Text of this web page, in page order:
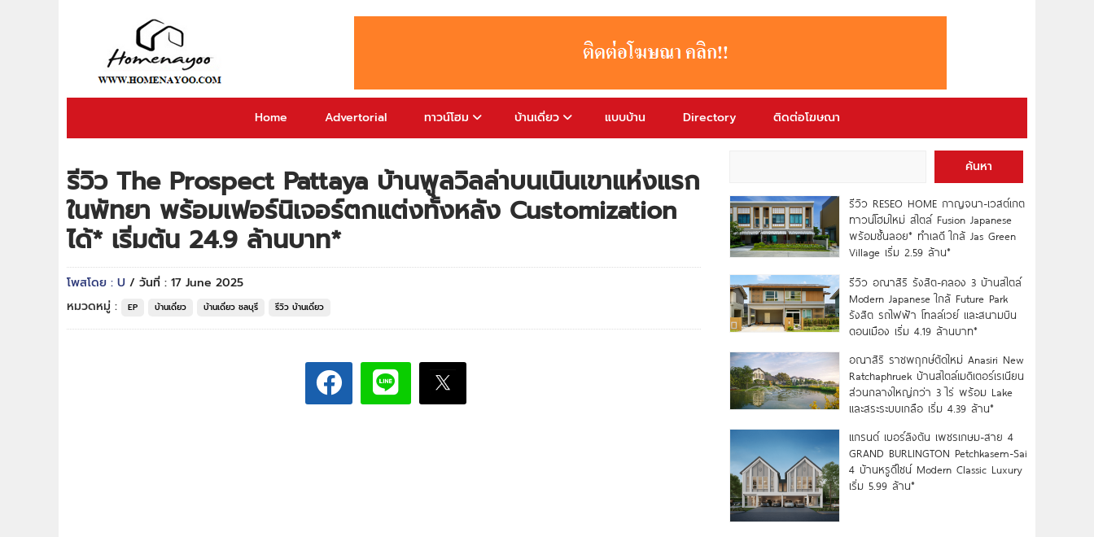
Home Advertorial ทาวน์โฮม บ้านเดี่ยว แบบบ้าน Directory ติดต่อโฆษณา
รีวิว The Prospect Pattaya บ้านพูลวิลล่าบนเนินเขาแห่งแรก
ในพัทยา พร้อมเฟอร์นิเจอร์ตกแต่งทั้งหลัง Customization
ได้* เริ่มต้น 24.9 ล้านบาท*
โพสโดย : U / วันที่ : 17 June 2025
หมวดหมู่ :
EP บ้านเดี่ยว บ้านเดี่ยว ชลบุรี รีวิว บ้านเดี่ยว
ค้นหา
รีวิว RESEO HOME กาญจนา-เวสต์เกต
ทาวน์โฮมใหม่ สไตล์ Fusion Japanese
พร้อมชั้นลอย* ทำเลดี ใกล้ Jas Green
Village เริ่ม 2.59 ล้าน*
รีวิว อณาสิริ รังสิต-คลอง 3 บ้านสไตล์
Modern Japanese ใกล้ Future Park
รังสิต รถไฟฟ้า โทลล์เวย์ และสนามบิน
ดอนเมือง เริ่ม 4.19 ล้านบาท*
อณาสิริ ราชพฤกษ์ตัดใหม่ Anasiri New
Ratchaphruek บ้านสไตล์เมดิเตอร์เรเนียน
ส่วนกลางใหญ่กว่า 3 ไร่ พร้อม Lake
และสระระบบเกลือ เริ่ม 4.39 ล้าน*
แกรนด์ เบอร์ลิงตัน เพชรเกษม-สาย 4
GRAND BURLINGTON Petchkasem-Sai
4 บ้านหรูดีไซน์ Modern Classic Luxury
เริ่ม 5.99 ล้าน*